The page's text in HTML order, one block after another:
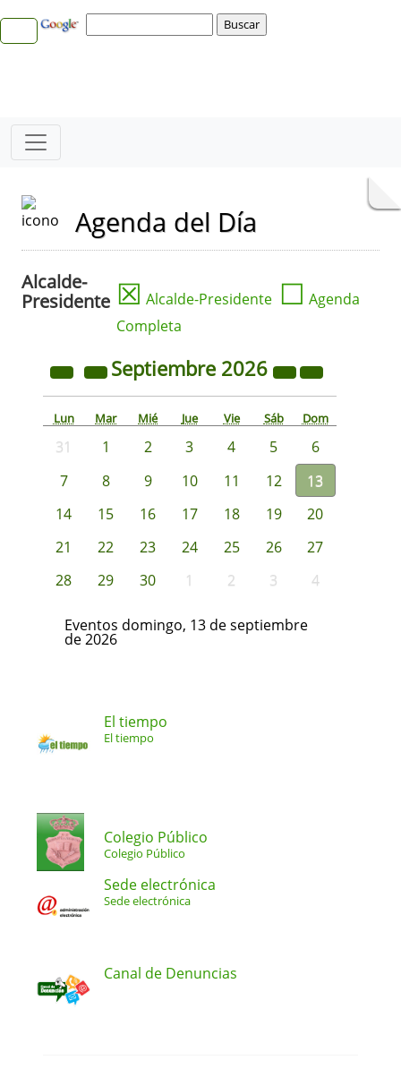
Agenda del Día
Alcalde-
Presidente ☒ Alcalde-Presidente ☐ Agenda
Completa
Septiembre 2026
Lun Mar Mié Jue Vie Sáb Dom
31 1 2 3 4 5
6
7
8 9 10 11 12
13
14
15 16 17 18 19
20
21
22 23 24 25 26
27
28
29 30 1 2 3 4
Eventos domingo, 13 de septiembre
de 2026
El tiempo
El tiempo
Colegio Público
Colegio Público
Sede electrónica
Sede electrónica
Canal de Denuncias